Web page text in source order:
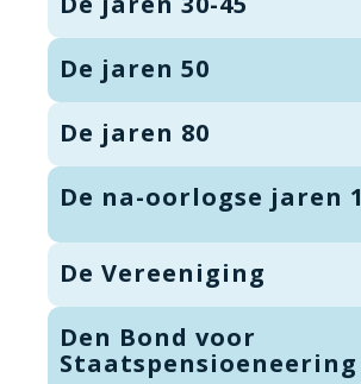
De jaren 50
De jaren 80
De na-oorlogse jaren
De Vereeniging
Den Bond voor
Staatspensioeneering